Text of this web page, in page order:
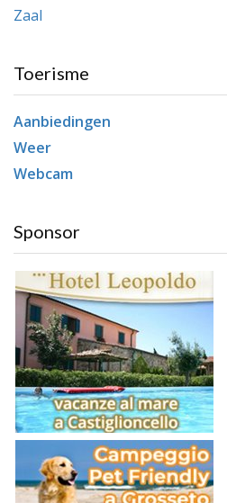
Zaal
Toerisme
Aanbiedingen
Weer
Webcam
Sponsor